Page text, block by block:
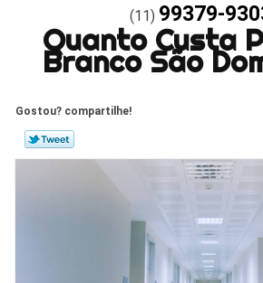
(11) 99379-
Quanto Custa
Branco São
Gostou? compartilhe!